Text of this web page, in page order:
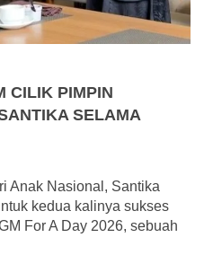
CILIK PIMPIN
SELAMA
Anak Nasional, Santika
kedua kalinya sukses
For A Day 2026, sebuah